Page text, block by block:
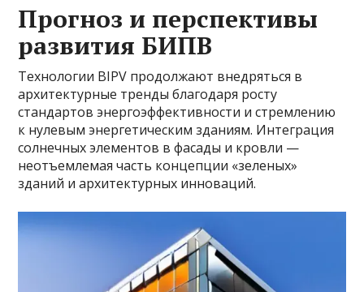
Прогноз и перспективы
развития БИПВ
Технологии BIPV продолжают внедряться в
архитектурные тренды благодаря росту
стандартов энергоэффективности и стремлению
к нулевым энергетическим зданиям. Интеграция
солнечных элементов в фасады и кровли —
неотъемлемая часть концепции «зеленых»
зданий и архитектурных инноваций.